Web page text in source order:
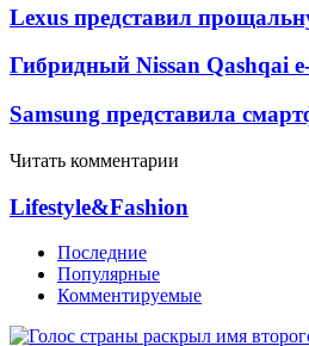
Lexus представил
Гибридный Nissan Qashqai
Samsung представила
Читать комментарии
Lifestyle&Fashion
Последние
Популярные
Комментируемые